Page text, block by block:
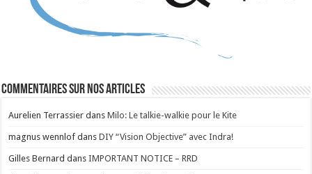
Commentaires sur nos articles
Aurelien Terrassier dansMilo: Le talkie-walkie pour le Kite
magnus wennlof dansDIY “Vision Objective” avec Indra!
Gilles Bernard dansIMPORTANT NOTICE – RRD